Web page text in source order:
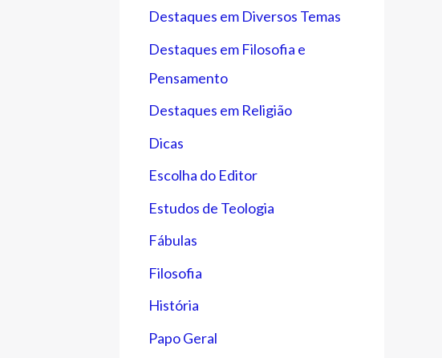
Destaques em Diversos Temas
Destaques em Filosofia e
Pensamento
Destaques em Religião
Dicas
Escolha do Editor
Estudos de Teologia
Fábulas
Filosofia
História
Papo Geral